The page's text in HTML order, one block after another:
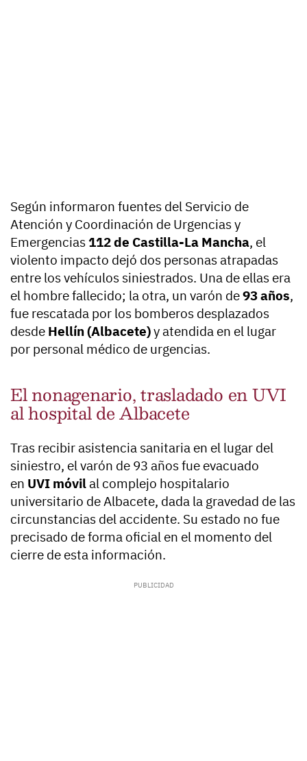
Según informaron fuentes del Servicio de
Atención y Coordinación de Urgencias y
Emergencias 112 de Castilla-La Mancha, el
violento impacto dejó dos personas atrapadas
entre los vehículos siniestrados. Una de ellas era
el hombre fallecido; la otra, un varón de93 años,
fue rescatada por los bomberos desplazados
desde Hellín (Albacete)y atendida en el lugar
por personal médico de urgencias.
El nonagenario, trasladado en UVI
al hospital de Albacete
Tras recibir asistencia sanitaria en el lugar del
siniestro, el varón de 93 años fue evacuado
en UVI móvilal complejo hospitalario
universitario de Albacete, dada la gravedad de las
circunstancias del accidente. Su estado no fue
precisado de forma oficial en el momento del
cierre de esta información.